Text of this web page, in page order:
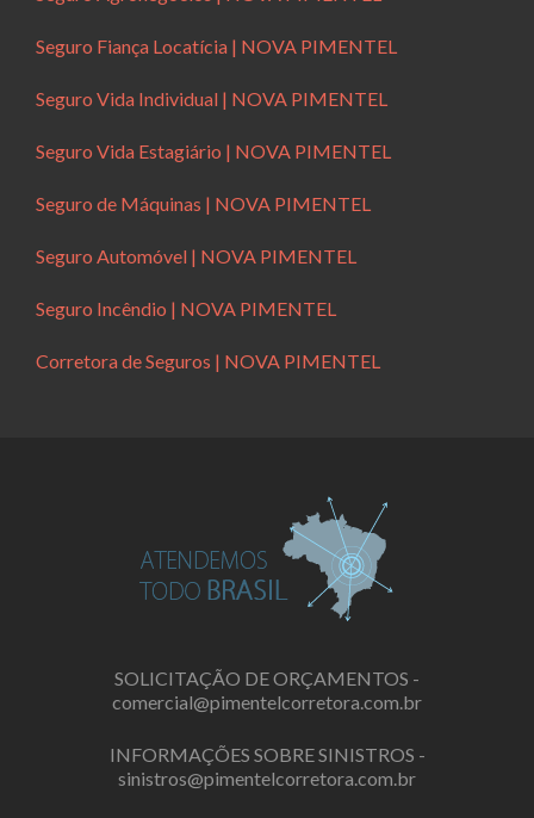
Seguro Fiança Locatícia | NOVA PIMENTEL
Seguro Vida Individual | NOVA PIMENTEL
Seguro Vida Estagiário | NOVA PIMENTEL
Seguro de Máquinas | NOVA PIMENTEL
Seguro Automóvel | NOVA PIMENTEL
Seguro Incêndio | NOVA PIMENTEL
Corretora de Seguros | NOVA PIMENTEL
SOLICITAÇÃO DE ORÇAMENTOS -
comercial@pimentelcorretora.com.br
INFORMAÇÕES SOBRE SINISTROS -
sinistros@pimentelcorretora.com.br